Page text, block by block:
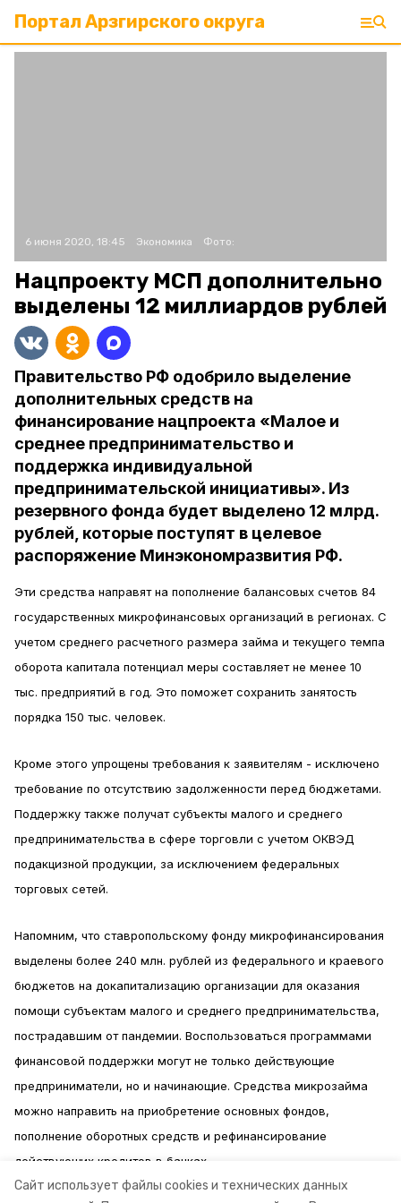
Сайт использует файлы cookies и технических данных
Портал Арзгирского округа
6 июня 2020, 18:45 Экономика Фото:
Нацпроекту МСП дополнительно
выделены 12 миллиардов рублей
Правительство РФ одобрило выделение
дополнительных средств на
финансирование нацпроекта «Малое и
среднее предпринимательство и
поддержка индивидуальной
предпринимательской инициативы». Из
резервного фонда будет выделено 12 млрд.
рублей, которые поступят в целевое
распоряжение Минэкономразвития РФ.
Эти средства направят на пополнение балансовых счетов 84
государственных микрофинансовых организаций в регионах. С
учетом среднего расчетного размера займа и текущего темпа
оборота капитала потенциал меры составляет не менее 10
тыс. предприятий в год. Это поможет сохранить занятость
порядка 150 тыс. человек.
Кроме этого упрощены требования к заявителям - исключено
требование по отсутствию задолженности перед бюджетами.
Поддержку также получат субъекты малого и среднего
предпринимательства в сфере торговли с учетом ОКВЭД
подакцизной продукции, за исключением федеральных
торговых сетей.
Напомним, что ставропольскому фонду микрофинансирования
выделены более 240 млн. рублей из федерального и краевого
бюджетов на докапитализацию организации для оказания
помощи субъектам малого и среднего предпринимательства,
пострадавшим от пандемии. Воспользоваться программами
финансовой поддержки могут не только действующие
предприниматели, но и начинающие. Средства микрозайма
можно направить на приобретение основных фондов,
пополнение оборотных средств и рефинансирование
действующих кредитов в банках.